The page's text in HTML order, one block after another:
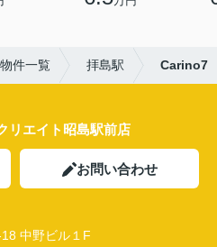
件一覧 拝島駅 Carino7
リエイト昭島駅前店
お問い合わせ
中野ビル１F